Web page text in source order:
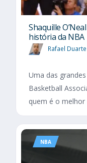
Shaquille
história da NBA
Rafael Duarte
Uma das
Basketball
quem é o melhor
NBA